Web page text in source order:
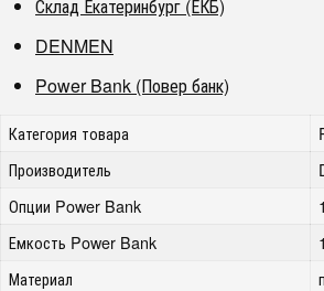
Склад Екатеринбург (ЕКБ)
DENMEN
Power Bank (Повер банк)
Категория товара
Производитель
Опции Power Bank
Емкость Power Bank
Материал